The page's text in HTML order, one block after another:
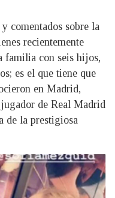
comentados sobre la
recientemente
familia con seis hijos,
es el que tiene que
en Madrid,
de Real Madrid
de la prestigiosa